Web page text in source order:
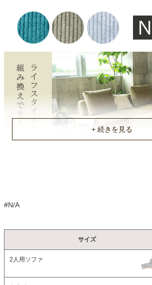
お手入れ方法
カバーを外してドライクリーニング可（クッ
約240kg
搬入間口
最低幅約70cm
中国
#N/A
サイズ
2人用ソファ